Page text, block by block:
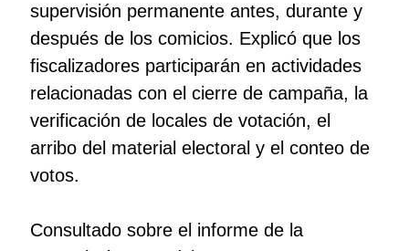
supervisión permanente antes, durante y
después de los comicios. Explicó que los
fiscalizadores participarán en actividades
relacionadas con el cierre de campaña, la
verificación de locales de votación, el
arribo del material electoral y el conteo de
votos.
Consultado sobre el informe de la